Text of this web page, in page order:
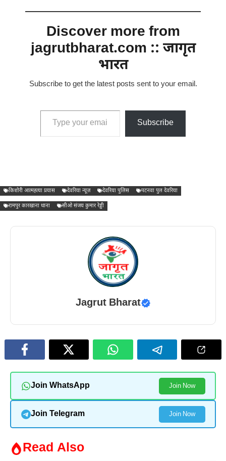
Discover more from
jagrutbharat.com :: जागृत
भारत
Subscribe to get the latest posts sent to your email.
Type your email…
Subscribe
किशोरी आत्महत्या प्रयास देवरिया न्यूज़ देवरिया पुलिस पटनवा पुल देवरिया
रामपुर कारखाना थाना सीओ संजय कुमार रेड्डी
Jagrut Bharat
Join WhatsApp Join Now
Join Telegram Join Now
Read Also